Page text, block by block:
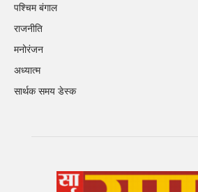
पश्चिम बंगाल
राजनीति
मनोरंजन
अध्यात्म
सार्थक समय डेस्क